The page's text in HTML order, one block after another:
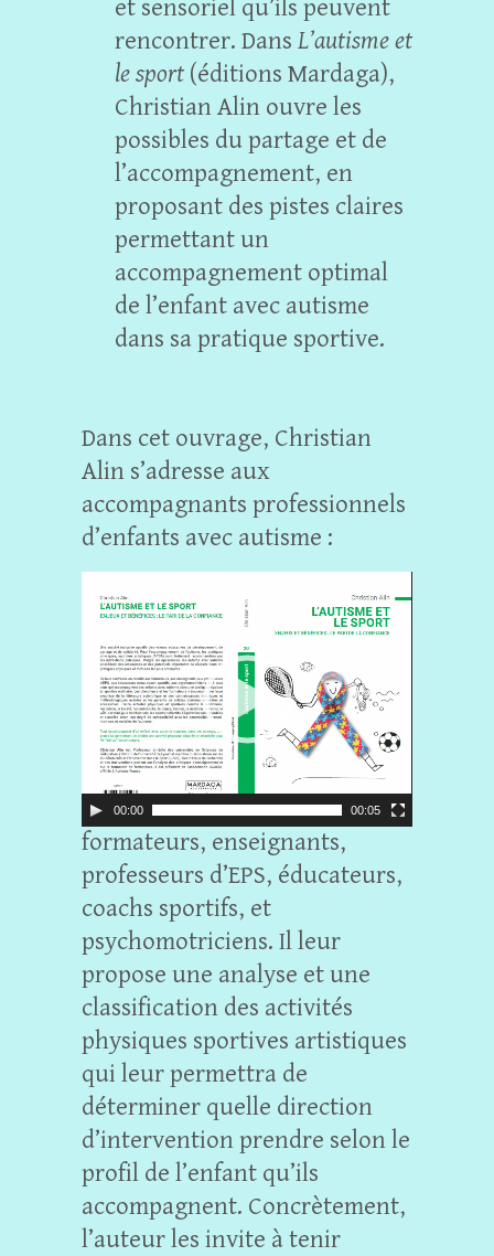
et sensoriel qu’ils peuvent
rencontrer. Dans L’autisme et
le sport (éditions Mardaga),
Christian Alin ouvre les
possibles du partage et de
l’accompagnement, en
proposant des pistes claires
permettant un
accompagnement optimal
de l’enfant avec autisme
dans sa pratique sportive.
Dans cet ouvrage, Christian
Alin s’adresse aux
accompagnants professionnels
d’enfants avec autisme :
d
é
o
00:00 00:05
formateurs, enseignants,
professeurs d’EPS, éducateurs,
coachs sportifs, et
psychomotriciens. Il leur
propose une analyse et une
classification des activités
physiques sportives artistiques
qui leur permettra de
déterminer quelle direction
d’intervention prendre selon le
profil de l’enfant qu’ils
accompagnent. Concrètement,
l’auteur les invite à tenir